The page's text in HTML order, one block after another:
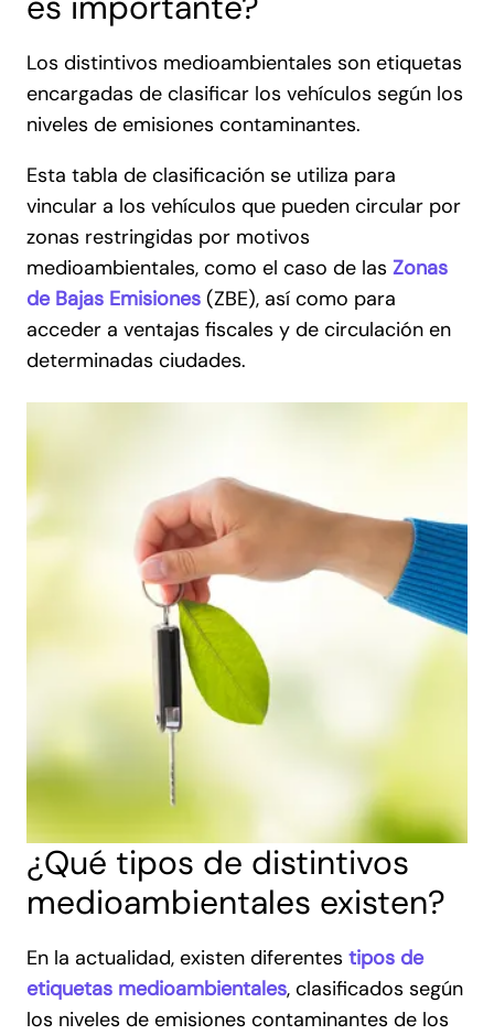
Los distintivos medioambientales son etiquetas
encargadas de clasificar los vehículos según los
niveles de emisiones contaminantes.
Esta tabla de clasificación se utiliza para
vincular a los vehículos que pueden circular por
zonas restringidas por motivos
medioambientales, como el caso de las Zonas
de Bajas Emisiones (ZBE), así como para
acceder a ventajas fiscales y de circulación en
determinadas ciudades.
¿Qué tipos de distintivos
medioambientales existen?
En la actualidad, existen diferentes tipos de
etiquetas medioambientales, clasificados según
los niveles de emisiones contaminantes de los